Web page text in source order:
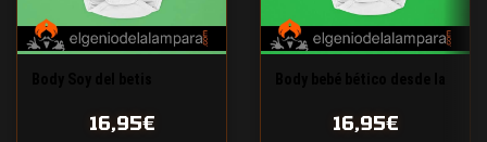
16,95€ 16,95€